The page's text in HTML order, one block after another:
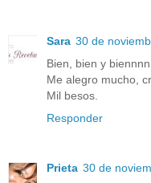
Sara 30 de
Bien, bien y biennnn
Me alegro mucho,
Mil besos.
Responder
Prieta 30 de